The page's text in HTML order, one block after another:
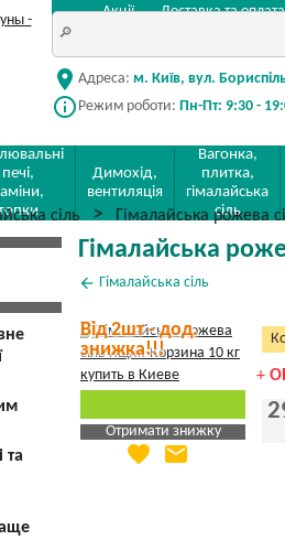
Акції Доставка та оплата
location_on Адреса: м. Київ, вул.
info_outline Режим роботи: Пн-Пт: 9:30 -
печі,
Димохід,
вентиляція
Вагонка,
плитка,
гімалайська
сіль
сіль Гімалайська рожева
та
Гімалайська
arrow_back Гімалайська сіль
Від 2шт - дод.
знижка!!!
Отримати знижку
Яка Ваша ціна
favorite email
+